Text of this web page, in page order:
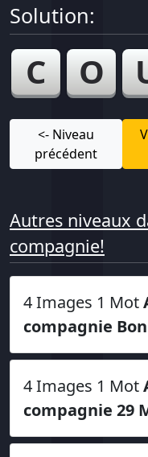
Solution:
C O
<- Niveau
précédent
Autres niveaux
compagnie!
4 Images 1 Mot
compagnie
4 Images 1 Mot
compagnie 29